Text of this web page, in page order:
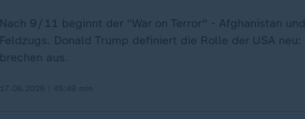
Nach 9/11 beginnt der "War on Terror" - Afghanistan
Feldzugs. Donald Trump definiert die Rolle der USA
brechen aus.